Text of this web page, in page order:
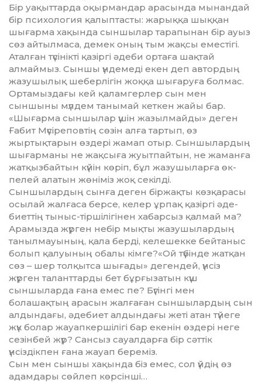
Бір уақыттарда оқырмандар ара­сында мынандай
бір психология қалыптасты: жарыққа шық­қан
шығарма хақында сыншылар тарапынан бір ауыз
сөз айтылмаса, демек оның тым жақсы емес­тігі.
Аталған түсінікті қазіргі әде­­би ортаға шақтай
алмаймыз. Сын­шы үндемеді екен деп автор­дың
жазушылық шеберлігін жоқ­қа шығаруға болмас.
Орта­мыз­дағы кей қаламгерлер сын мен
сыншыны мүлдем танымай кет­кен жайы бар.
«Шығарма сын­шылар үшін жазылмайды» деген
Ғабит Мүсіреповтің сөзін алға тартып, өз
жыртықтарын өздері жа­мап отыр. Сыншылардың
шы­ғар­маны не жақсыға жуытпайтын, не жаманға
жатқызбайтын күйін көріп, бұл жазушыларға өк­
пелей алатын жөніміз жоқ се­кіл­ді.
Сыншылардың сынға деген бір­жақты көзқарасы
осылай жал­ғаса берсе, келер ұрпақ қазіргі әде­
биеттің тыныс-тіршілігінен ха­барсыз қалмай ма?
Арамызда жүр­ген небір мықты жазушы­лар­дың
танылмауының, қала берді, ке­лешекке бейтаныс
болып қалуы­ның обалы кімге?«Ой тү­бін­де жатқан
сөз – шер толқытса шығады» дегендей, үнсіз
жүрген таланттарды бет бұрғызатын күш
сыншыларда ғана емес пе? Бүгінгі мен
болашақтың арасын жал­ға­ған сыншылардың сын
алдын­дағы, әдебиет алдындағы жеті атан түйеге
жүк болар жауапкер­ші­лігі бар екенін өздері неге
се­зін­бей жүр? Сансыз сауалдарға бір сәттік
үнсіздікпен ғана жауап бе­реміз.
Сын мен сыншы хақында біз емес, сол үйдің өз
адамдары сөй­леп көрсінші…